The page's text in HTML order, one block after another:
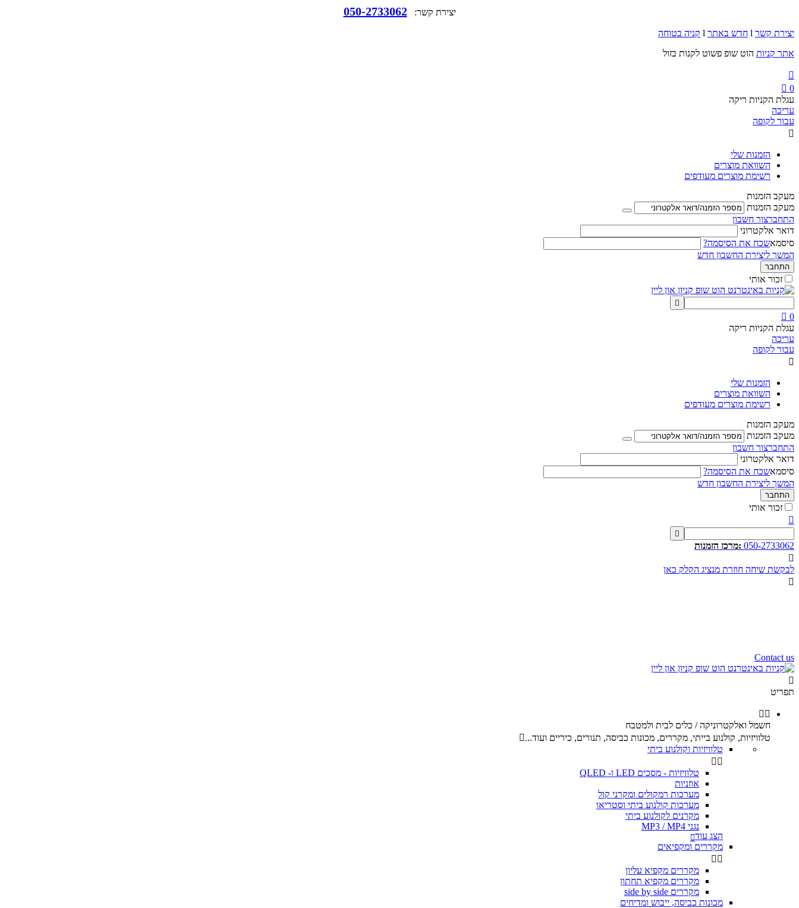
יצירת קשר: 050-2733062
יצירת קשר חדש באתר
קניה בטוחה
אתר קניות הוט שופ פשוט לקנות בזול

0

עגלת הקניות ריקה
עריכה
עבור לקופה

הזמנות שלי
השוואת מוצרים
רשימת מוצרים מעודפים
מעקב הזמנות
מעקב הזמנות
התחברצור חשבון
דואר אלקטרוני
סיסמאשכח את הסיסמה?
המשך ליצירת החשבון חדש
התחבר
זכור אותי

0

עגלת הקניות ריקה
עריכה
עבור לקופה

הזמנות שלי
השוואת מוצרים
רשימת מוצרים מעודפים
מעקב הזמנות
מעקב הזמנות
התחברצור חשבון
דואר אלקטרוני
סיסמאשכח את הסיסמה?
המשך ליצירת החשבון חדש
התחבר
זכור אותי


050-2733062 :מרכז הזמנות

לבקשת שיחה חוזרת מנציג הקלק כאן

Contact us

תפריט
 
חשמל ואלקטרוניקה / כלים לבית ולמטבח
טלוויזיות, קולנוע בייתי, מקררים, מכונות כביסה, תנורים, כיריים ועוד...
טלוויזיות וקולנוע ביתי
 
טלוויזיות - מסכים LED ו- QLED
אוזניות
מערכות רמקולים ומקרני קול
מערכות קולנוע ביתי וסטריאו
מקרנים לקולנוע ביתי
נגני MP3 / MP4
הצג עוד
מקררים ומקפיאים
 
מקררים מקפיא עליון
מקררים מקפיא תחתון
מקררים side by side
מכונות כביסה, ייבוש ומדיחים